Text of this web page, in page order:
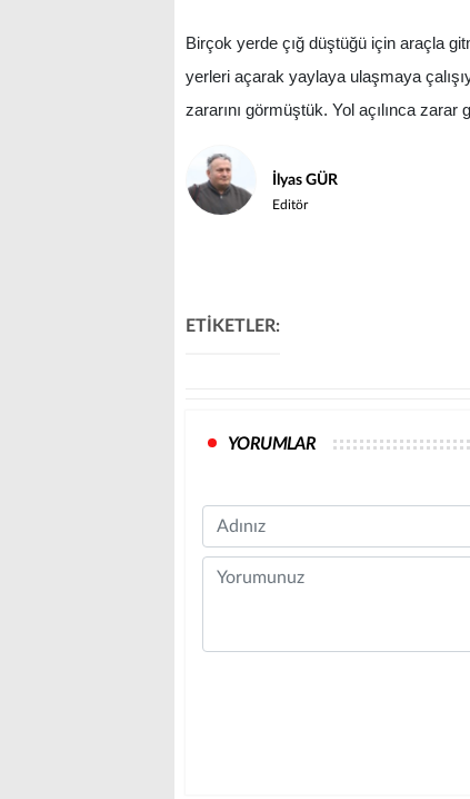
Birçok yerde çığ düştüğü için araçla
yerleri açarak yaylaya ulaşmaya
zararını görmüştük. Yol açılınca zarar
İlyas GÜR
Editör
ETİKETLER:
YORUMLAR
Name
Comment